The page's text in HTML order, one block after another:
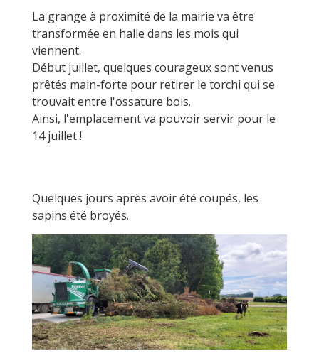
La grange à proximité de la mairie va être
transformée en halle dans les mois qui
viennent.
Début juillet, quelques courageux sont venus
prêtés main-forte pour retirer le torchi qui se
trouvait entre l'ossature bois.
Ainsi, l'emplacement va pouvoir servir pour le
14 juillet !
Quelques jours après avoir été coupés, les
sapins été broyés.